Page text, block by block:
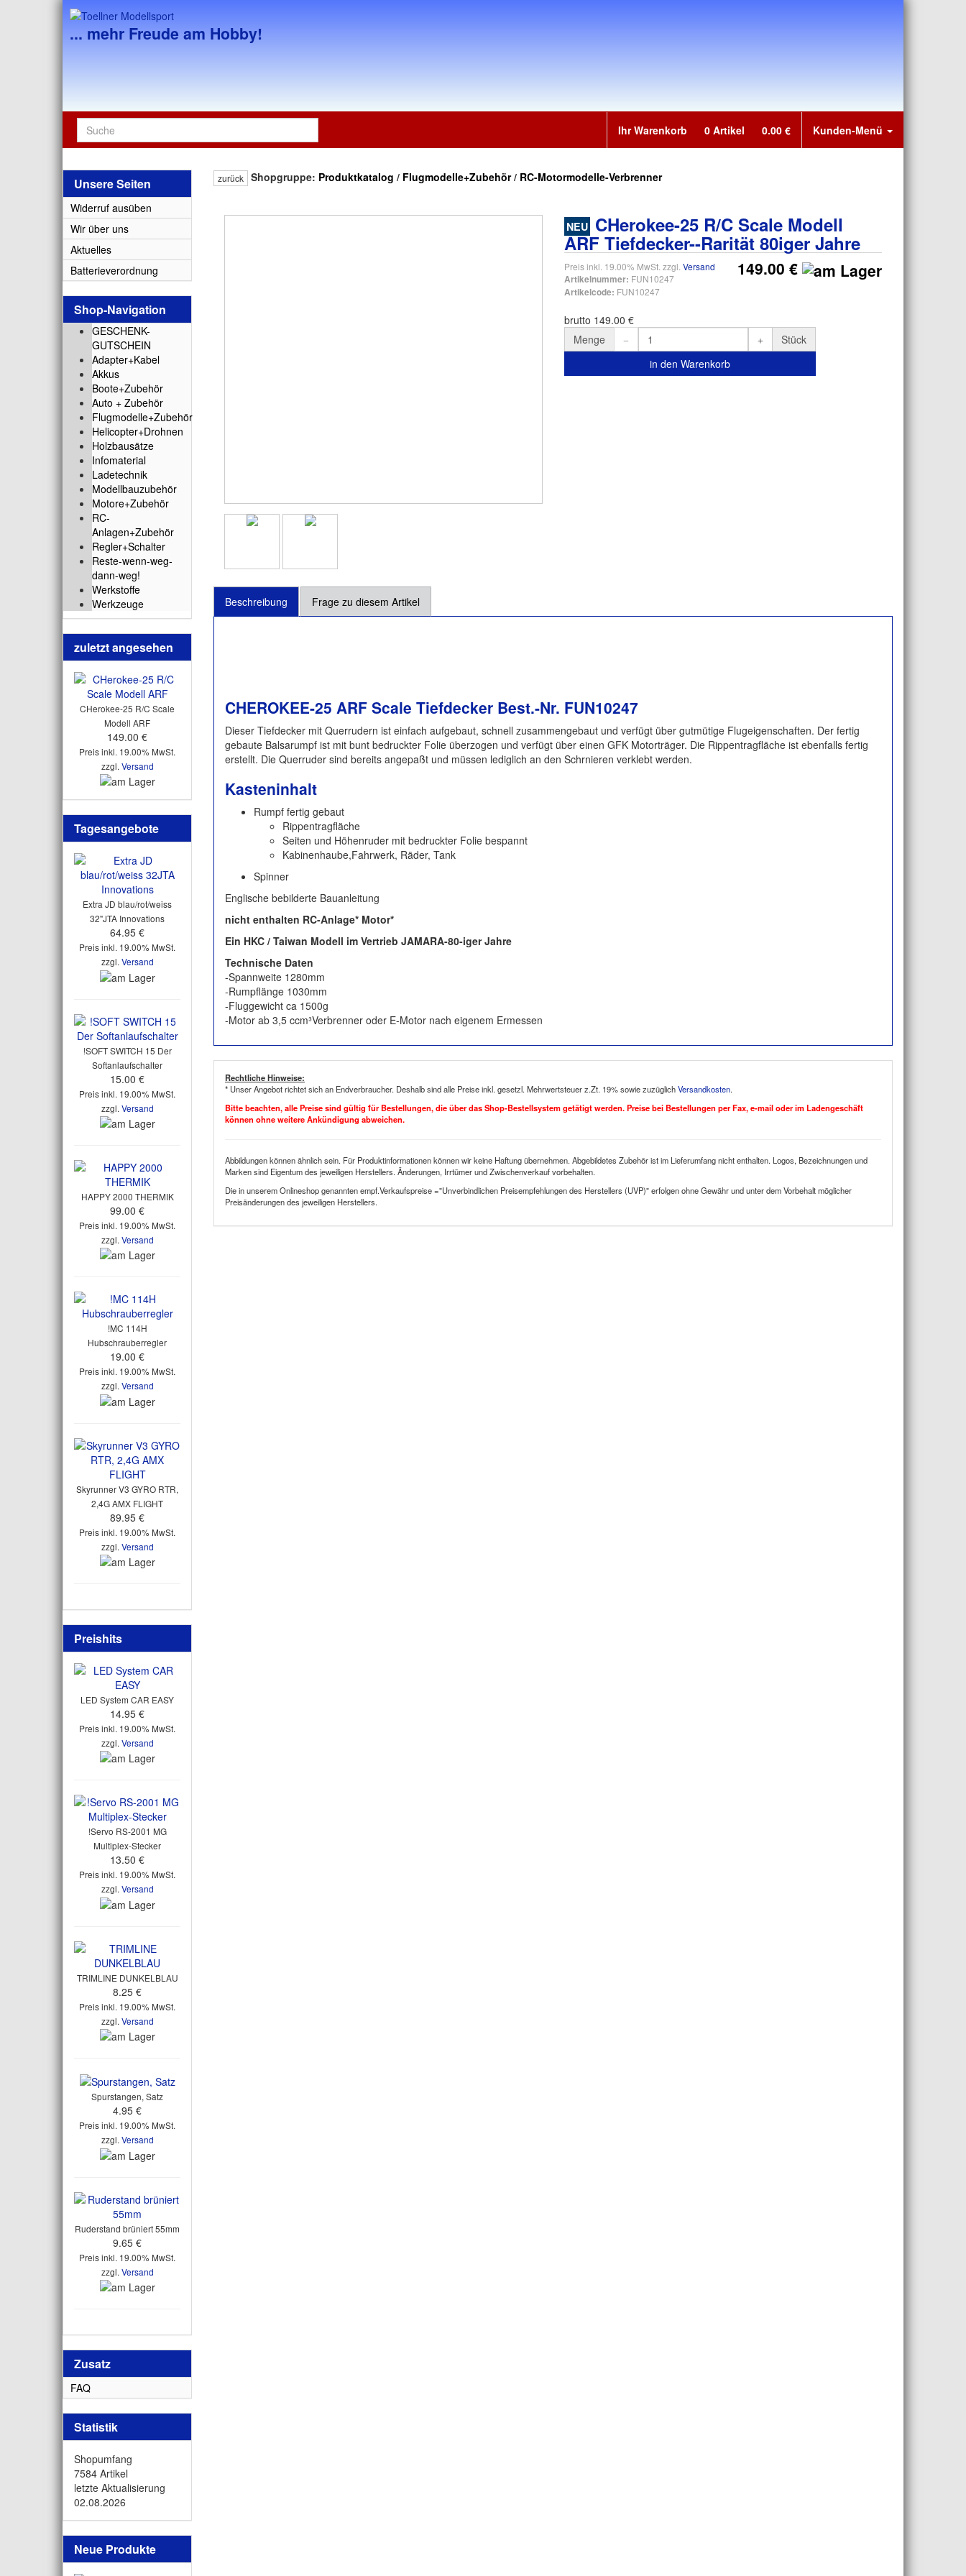
... mehr Freude am Hobby!
Ihr Warenkorb 0 Artikel 0.00 € Kunden-Menü
zurück Shopgruppe: Produktkatalog / Flugmodelle+Zubehör/ RC-Motormodelle-Verbrenner
NEUCHerokee-25 R/C Scale Modell
ARF Tiefdecker--Rarität 80iger Jahre
Preis inkl. 19.00% MwSt. zzgl. Versand
Artikelnummer: FUN10247
Artikelcode: FUN10247
149.00 €
brutto 149.00 €
Menge
Stück
in den Warenkorb
Beschreibung Frage zu diesem Artikel
CHEROKEE-25 ARF Scale Tiefdecker Best.-Nr. FUN10247
Dieser Tiefdecker mit Querrudern ist einfach aufgebaut, schnell zusammengebaut und verfügt über gutmütige Flugeigenschaften. Der fertig
gebaute Balsarumpf ist mit bunt bedruckter Folie überzogen und verfügt über einen GFK Motorträger. Die Rippentragfläche ist ebenfalls fertig
erstellt. Die Querruder sind bereits angepaßt und müssen lediglich an den Schrnieren verklebt werden.
Kasteninhalt
Rumpf fertig gebaut
Rippentragfläche
Seiten und Höhenruder mit bedruckter Folie bespannt
Kabinenhaube,Fahrwerk, Räder, Tank
Spinner
Englische bebilderte Bauanleitung
nicht enthalten RC-Anlage* Motor*
Ein HKC / Taiwan Modell im Vertrieb JAMARA-80-iger Jahre
Technische Daten
-Spannweite 1280mm
-Rumpflänge 1030mm
-Fluggewicht ca 1500g
-Motor ab 3,5 ccm³Verbrenner oder E-Motor nach eigenem Ermessen
Rechtliche Hinweise:
* Unser Angebot richtet sich an Endverbraucher. Deshalb sind alle Preise inkl. gesetzl. Mehrwertsteuer z.Zt. 19% sowie zuzüglichVersandkosten.
Bitte beachten, alle Preise sind gültig für Bestellungen, die über das Shop-Bestellsystem getätigt werden. Preise bei Bestellungen per Fax, e-mail oder im Ladengeschäft
können ohne weitere Ankündigung abweichen.
Abbildungen können ähnlich sein. Für Produktinformationen können wir keine Haftung übernehmen. Abgebildetes Zubehör ist im Lieferumfang nicht enthalten. Logos, Bezeichnungen und
Marken sind Eigentum des jeweiligen Herstellers. Änderungen, Irrtümer und Zwischenverkauf vorbehalten.
Die in unserem Onlineshop genannten empf.Verkaufspreise ="Unverbindlichen Preisempfehlungen des Herstellers (UVP)" erfolgen ohne Gewähr und unter dem Vorbehalt möglicher
Preisänderungen des jeweiligen Herstellers.
Unsere Seiten
Widerruf ausüben
Wir über uns
Aktuelles
Batterieverordnung
Shop-Navigation
GESCHENK-
GUTSCHEIN
Adapter+Kabel
Akkus
Boote+Zubehör
Auto + Zubehör
Flugmodelle+Zubehör
Helicopter+Drohnen
Holzbausätze
Infomaterial
Ladetechnik
Modellbauzubehör
Motore+Zubehör
RC-
Anlagen+Zubehör
Regler+Schalter
Reste-wenn-weg-
dann-weg!
Werkstoffe
Werkzeuge
zuletzt angesehen
CHerokee-25 R/C Scale
Modell ARF
149.00 €
Preis inkl. 19.00% MwSt.
zzgl. Versand
Tagesangebote
Extra JD blau/rot/weiss
32"JTA Innovations
64.95 €
Preis inkl. 19.00% MwSt.
zzgl. Versand
!SOFT SWITCH 15 Der
Softanlaufschalter
15.00 €
Preis inkl. 19.00% MwSt.
zzgl. Versand
HAPPY 2000 THERMIK
99.00 €
Preis inkl. 19.00% MwSt.
zzgl. Versand
!MC 114H
Hubschrauberregler
19.00 €
Preis inkl. 19.00% MwSt.
zzgl. Versand
Skyrunner V3 GYRO RTR,
2,4G AMX FLIGHT
89.95 €
Preis inkl. 19.00% MwSt.
zzgl. Versand
Preishits
LED System CAR EASY
14.95 €
Preis inkl. 19.00% MwSt.
zzgl. Versand
!Servo RS-2001 MG
Multiplex-Stecker
13.50 €
Preis inkl. 19.00% MwSt.
zzgl. Versand
TRIMLINE DUNKELBLAU
8.25 €
Preis inkl. 19.00% MwSt.
zzgl. Versand
Spurstangen, Satz
4.95 €
Preis inkl. 19.00% MwSt.
zzgl. Versand
Ruderstand brüniert 55mm
9.65 €
Preis inkl. 19.00% MwSt.
zzgl. Versand
Zusatz
FAQ
Statistik
Shopumfang
7584 Artikel
letzte Aktualisierung
02.08.2026
Neue Produkte